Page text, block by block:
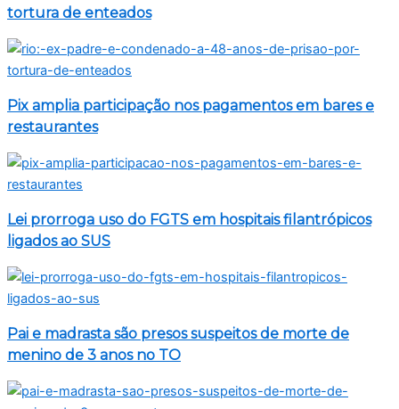
tortura de enteados
Pix amplia participação nos pagamentos em bares e
restaurantes
Lei prorroga uso do FGTS em hospitais filantrópicos
ligados ao SUS
Pai e madrasta são presos suspeitos de morte de
menino de 3 anos no TO